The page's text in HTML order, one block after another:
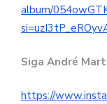
album/
Siga André
https://